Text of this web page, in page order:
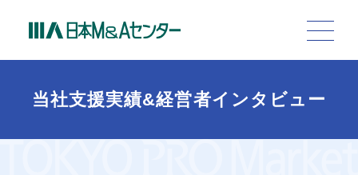
当社支援実績&経営者インタビュー